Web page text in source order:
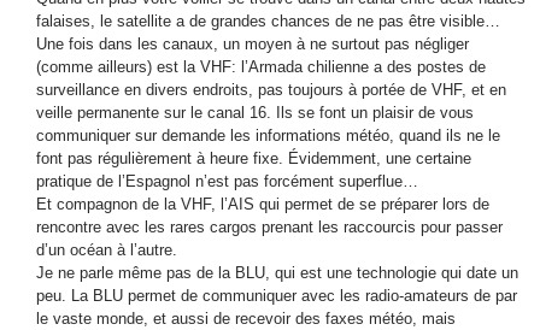
falaises, le satellite a de grandes chances de ne pas être visible…
Une fois dans les canaux, un moyen à ne surtout pas négliger
(comme ailleurs) est la VHF: l’Armada chilienne a des postes de
surveillance en divers endroits, pas toujours à portée de VHF, et en
veille permanente sur le canal 16. Ils se font un plaisir de vous
communiquer sur demande les informations météo, quand ils ne le
font pas régulièrement à heure fixe. Évidemment, une certaine
pratique de l’Espagnol n’est pas forcément superflue…
Et compagnon de la VHF, l’AIS qui permet de se préparer lors de
rencontre avec les rares cargos prenant les raccourcis pour passer
d’un océan à l’autre.
Je ne parle même pas de la BLU, qui est une technologie qui date un
peu. La BLU permet de communiquer avec les radio-amateurs de par
le vaste monde, et aussi de recevoir des faxes météo, mais